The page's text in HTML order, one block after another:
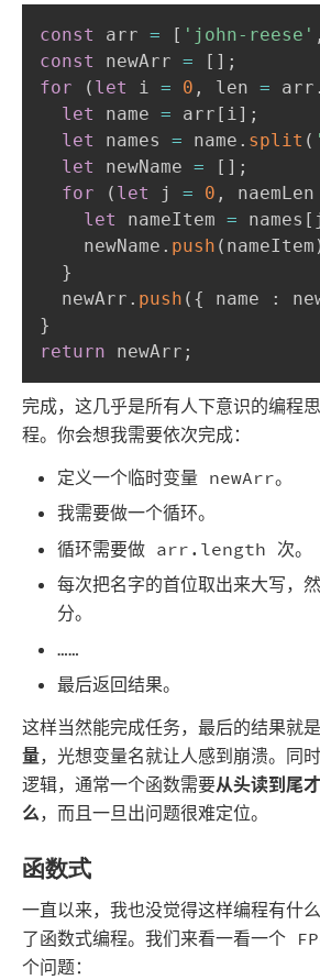
const arr = [ 'john-reese' ,
const newArr = [ ] ;
for
( let i = 0 , len = arr .
let name = arr [ i ] ;
let names = name . split (
let newName = [ ] ;
for
( let j = 0 , naemLen
let nameItem = names [ j
    newName
. push ( nameItem
}
  newArr
. push ( { name :
}
return newArr ;
完成，这几乎是所有人下意识的编程
程。你会想我需要依次完成：
定义一个临时变量 newArr。
我需要做一个循环。
循环需要做 arr.length 次。
每次把名字的首位取出来大写，
分。
……
最后返回结果。
这样当然能完成任务，最后的结果就是
量，光想变量名就让人感到崩溃。同
逻辑，通常一个函数需要从头读到尾
么，而且一旦出问题很难定位。
函数式
一直以来，我也没觉得这样编程有什
了函数式编程。我们来看一看一个
个问题：